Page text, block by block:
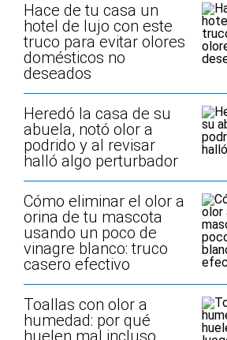
Hace de tu casa un
hotel de lujo con este
truco para evitar olores
domésticos no
deseados
Heredó la casa de su
abuela, notó olor a
podrido y al revisar
halló algo perturbador
Cómo eliminar el olor a
orina de tu mascota
usando un poco de
vinagre blanco: truco
casero efectivo
Toallas con olor a
humedad: por qué
huelen mal incluso